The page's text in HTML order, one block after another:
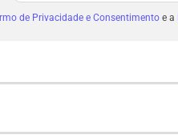
de Privacidade e Consentimentoe a